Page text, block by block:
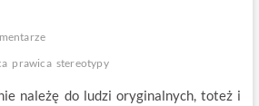
prawica stereotypy
należę do ludzi oryginalnych, toteż i